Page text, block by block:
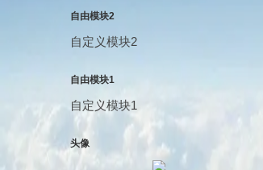
自由模块2
自定义模块2
自由模块1
自定义模块1
头像